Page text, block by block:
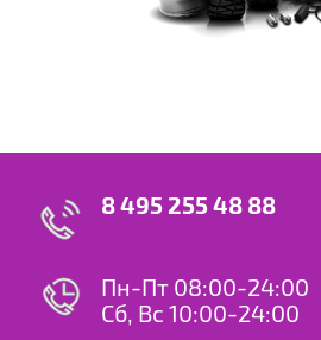
8 495 255 48 88
Пн-Пт 08:00-24:00
Сб, Вс 10:00-24:00